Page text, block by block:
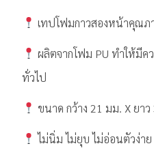
เทปโฟมกาวสองหน้าคุณภ
ผลิตจากโฟม PU ทำให้มีค
ทั่วไป
ขนาด กว้าง 21 มม. X ยาว
ไม่นิ่ม ไม่ยุบ ไม่อ่อนตัวง่าย